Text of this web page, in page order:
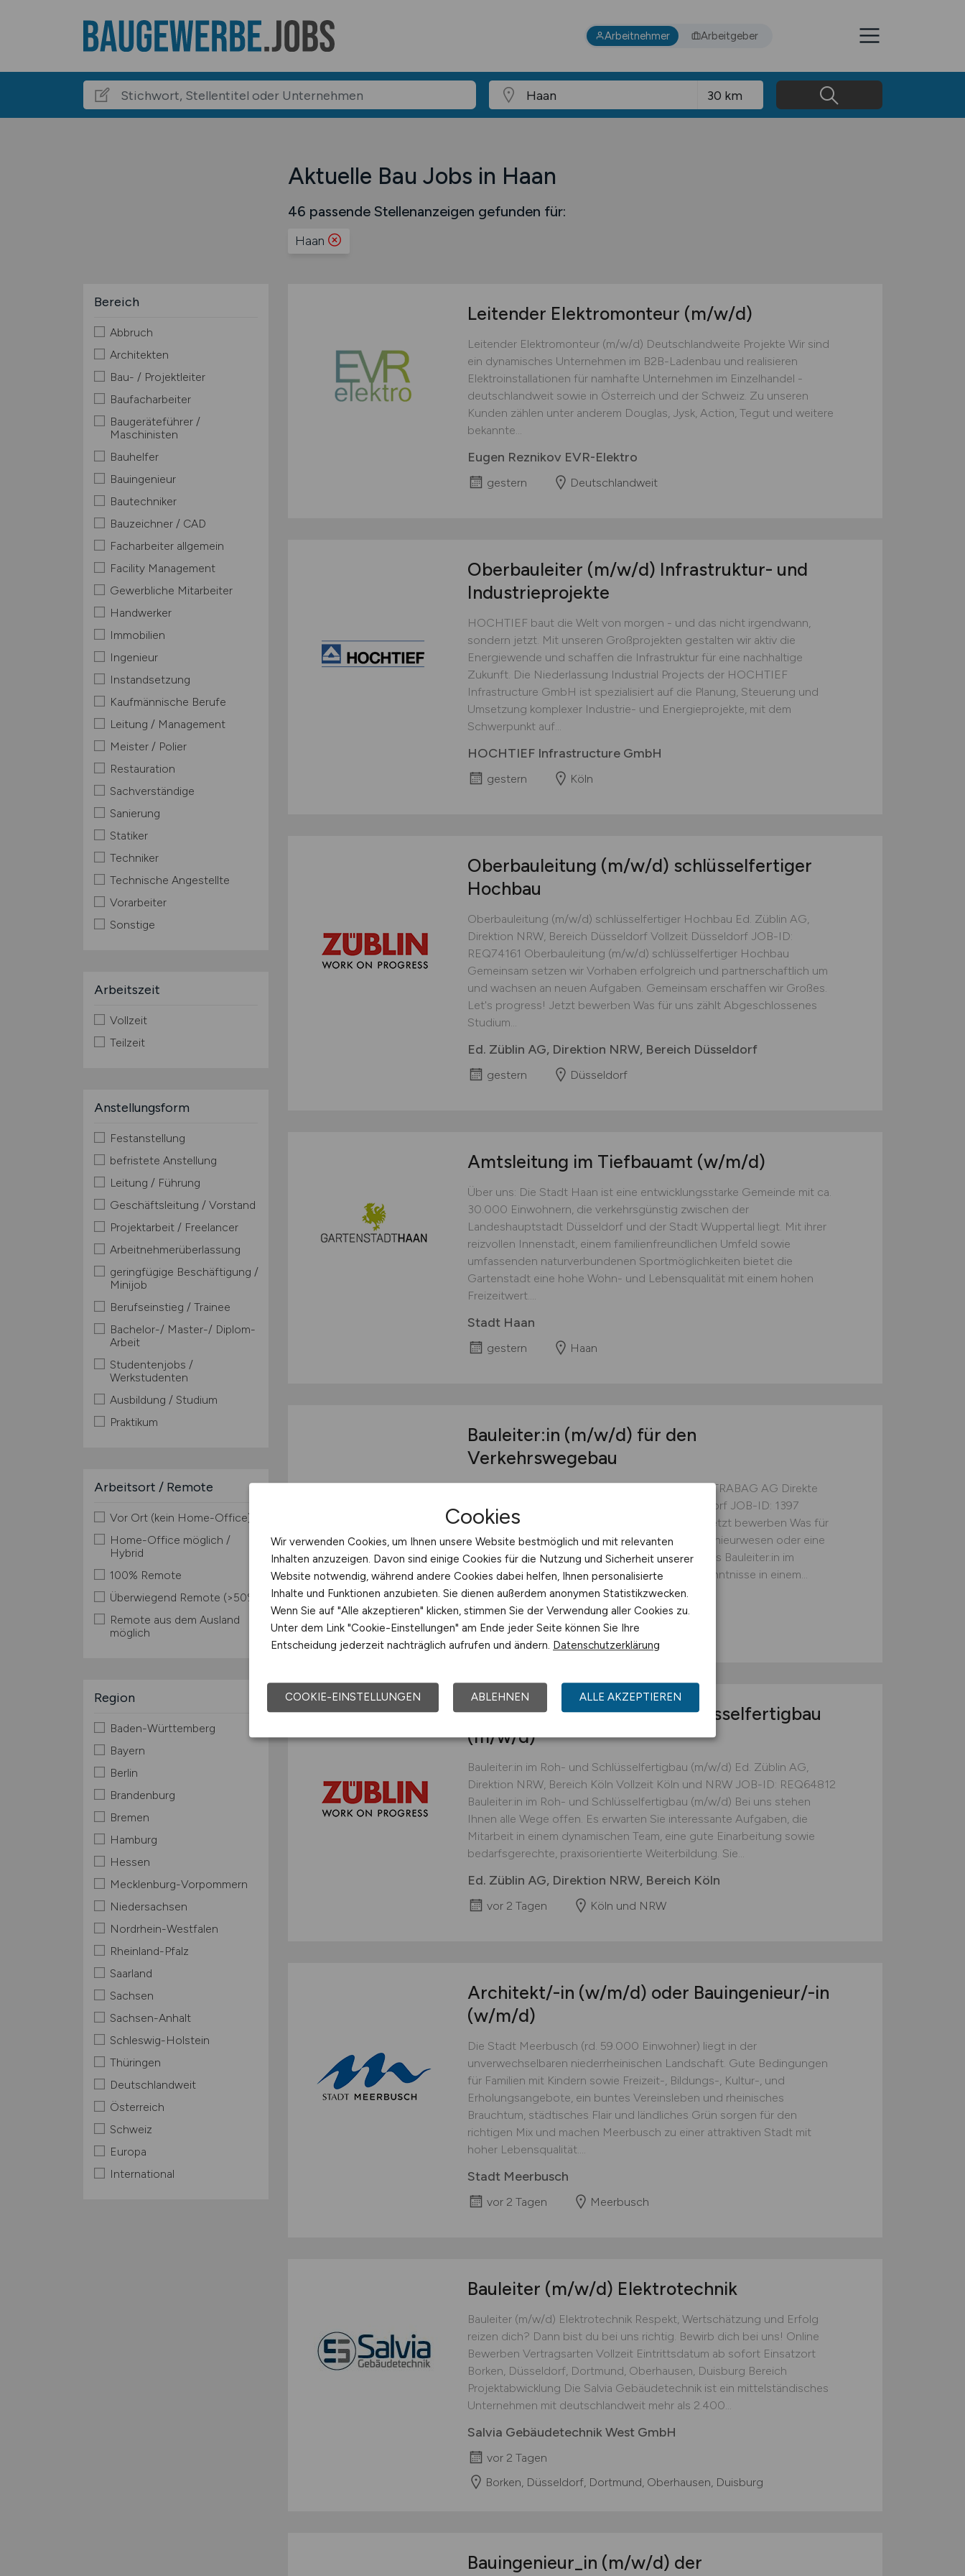
Arbeitnehmer Arbeitgeber
Aktuelle Bau Jobs in Haan
46 passende Stellenanzeigen gefunden für:
Haan
Bereich
Abbruch
Architekten
Bau- / Projektleiter
Baufacharbeiter
Baugeräteführer /
Maschinisten
Bauhelfer
Bauingenieur
Bautechniker
Bauzeichner / CAD
Facharbeiter allgemein
Facility Management
Gewerbliche Mitarbeiter
Handwerker
Immobilien
Ingenieur
Instandsetzung
Kaufmännische Berufe
Leitung / Management
Meister / Polier
Restauration
Sachverständige
Sanierung
Statiker
Techniker
Technische Angestellte
Vorarbeiter
Sonstige
Arbeitszeit
Vollzeit
Teilzeit
Anstellungsform
Festanstellung
befristete Anstellung
Leitung / Führung
Geschäftsleitung / Vorstand
Projektarbeit / Freelancer
Arbeitnehmerüberlassung
geringfügige Beschäftigung /
Minijob
Berufseinstieg / Trainee
Bachelor-/ Master-/ Diplom-
Arbeit
Studentenjobs /
Werkstudenten
Ausbildung / Studium
Praktikum
Arbeitsort / Remote
Vor Ort (kein Home-Office)
Home-Office möglich /
Hybrid
100% Remote
Überwiegend Remote (>50%)
Remote aus dem Ausland
möglich
Region
Baden-Württemberg
Bayern
Berlin
Brandenburg
Bremen
Hamburg
Hessen
Mecklenburg-Vorpommern
Niedersachsen
Nordrhein-Westfalen
Rheinland-Pfalz
Saarland
Sachsen
Sachsen-Anhalt
Schleswig-Holstein
Thüringen
Deutschlandweit
Österreich
Schweiz
Europa
International
Leitender Elektromonteur (m/w/d)
Leitender Elektromonteur (m/w/d) Deutschlandweite Projekte Wir sind
ein dynamisches Unternehmen im B2B-Ladenbau und realisieren
Elektroinstallationen für namhafte Unternehmen im Einzelhandel -
deutschlandweit sowie in Österreich und der Schweiz. Zu unseren
Kunden zählen unter anderem Douglas, Jysk, Action, Tegut und weitere
bekannte...
Eugen Reznikov EVR-Elektro
gestern Deutschlandweit
Oberbauleiter (m/w/d) Infrastruktur- und
Industrieprojekte
HOCHTIEF baut die Welt von morgen - und das nicht irgendwann,
sondern jetzt. Mit unseren Großprojekten gestalten wir aktiv die
Energiewende und schaffen die Infrastruktur für eine nachhaltige
Zukunft. Die Niederlassung Industrial Projects der HOCHTIEF
Infrastructure GmbH ist spezialisiert auf die Planung, Steuerung und
Umsetzung komplexer Industrie- und Energieprojekte, mit dem
Schwerpunkt auf...
HOCHTIEF Infrastructure GmbH
gestern Köln
Oberbauleitung (m/w/d) schlüsselfertiger
Hochbau
Oberbauleitung (m/w/d) schlüsselfertiger Hochbau Ed. Züblin AG,
Direktion NRW, Bereich Düsseldorf Vollzeit Düsseldorf JOB-ID:
REQ74161 Oberbauleitung (m/w/d) schlüsselfertiger Hochbau
Gemeinsam setzen wir Vorhaben erfolgreich und partnerschaftlich um
und wachsen an neuen Aufgaben. Gemeinsam erschaffen wir Großes.
Let's progress! Jetzt bewerben Was für uns zählt Abgeschlossenes
Studium...
Ed. Züblin AG, Direktion NRW, Bereich Düsseldorf
gestern Düsseldorf
Amtsleitung im Tiefbauamt (w/m/d)
Über uns: Die Stadt Haan ist eine entwicklungsstarke Gemeinde mit ca.
30.000 Einwohnern, die verkehrsgünstig zwischen der
Landeshauptstadt Düsseldorf und der Stadt Wuppertal liegt. Mit ihrer
reizvollen Innenstadt, einem familienfreundlichen Umfeld sowie
umfassenden naturverbundenen Sportmöglichkeiten bietet die
Gartenstadt eine hohe Wohn- und Lebensqualität mit einem hohen
Freizeitwert....
Stadt Haan
gestern Haan
Bauleiter:in (m/w/d) für den
Verkehrswegebau
Bauleiter:in (m/w/d) für den Verkehrswegebau STRABAG AG Direkte
Anstellung (mit Berufserfahrung) Raum Düsseldorf JOB-ID: 1397
Bauleiter:in (m/w/d) für den Verkehrswegebau Jetzt bewerben Was für
uns zählt Abgeschlossenes Studium im Bauingenieurwesen oder eine
vergleichbare Ausbildung Fundierte Erfahrung als Bauleiter:in im
Verkehrswegebau wünschenswert Anwenderkenntnisse in einem...
STRABAG AG
gestern Raum Düsseldorf
Bauleiter:in im Roh- und Schlüsselfertigbau
(m/w/d)
Bauleiter:in im Roh- und Schlüsselfertigbau (m/w/d) Ed. Züblin AG,
Direktion NRW, Bereich Köln Vollzeit Köln und NRW JOB-ID: REQ64812
Bauleiter:in im Roh- und Schlüsselfertigbau (m/w/d) Bei uns stehen
Ihnen alle Wege offen. Es erwarten Sie interessante Aufgaben, die
Mitarbeit in einem dynamischen Team, eine gute Einarbeitung sowie
bedarfsgerechte, praxisorientierte Weiterbildung. Sie...
Ed. Züblin AG, Direktion NRW, Bereich Köln
vor 2 Tagen Köln und NRW
Architekt/-in (w/m/d) oder Bauingenieur/-in
(w/m/d)
Die Stadt Meerbusch (rd. 59.000 Einwohner) liegt in der
unverwechselbaren niederrheinischen Landschaft. Gute Bedingungen
für Familien mit Kindern sowie Freizeit-, Bildungs-, Kultur-, und
Erholungsangebote, ein buntes Vereinsleben und rheinisches
Brauchtum, städtisches Flair und ländliches Grün sorgen für den
richtigen Mix und machen Meerbusch zu einer attraktiven Stadt mit
hoher Lebensqualität....
Stadt Meerbusch
vor 2 Tagen Meerbusch
Bauleiter (m/w/d) Elektrotechnik
Bauleiter (m/w/d) Elektrotechnik Respekt, Wertschätzung und Erfolg
reizen dich? Dann bist du bei uns richtig. Bewirb dich bei uns! Online
Bewerben Vertragsarten Vollzeit Eintrittsdatum ab sofort Einsatzort
Borken, Düsseldorf, Dortmund, Oberhausen, Duisburg Bereich
Projektabwicklung Die Salvia Gebäudetechnik ist ein mittelständisches
Unternehmen mit deutschlandweit mehr als 2.400...
Salvia Gebäudetechnik West GmbH
vor 2 Tagen
Borken, Düsseldorf, Dortmund, Oberhausen, Duisburg
Bauingenieur_in (m/w/d) der
Cookies
Wir verwenden Cookies, um Ihnen unsere Website bestmöglich und mit relevanten
Inhalten anzuzeigen. Davon sind einige Cookies für die Nutzung und Sicherheit unserer
Website notwendig, während andere Cookies dabei helfen, Ihnen personalisierte
Inhalte und Funktionen anzubieten. Sie dienen außerdem anonymen Statistikzwecken.
Wenn Sie auf "Alle akzeptieren" klicken, stimmen Sie der Verwendung aller Cookies zu.
Unter dem Link "Cookie-Einstellungen" am Ende jeder Seite können Sie Ihre
Entscheidung jederzeit nachträglich aufrufen und ändern. Datenschutzerklärung
COOKIE-EINSTELLUNGEN ABLEHNEN ALLE AKZEPTIEREN